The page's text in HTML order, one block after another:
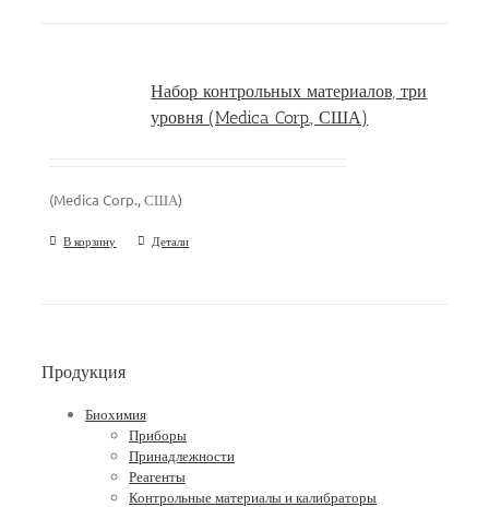
Набор контрольных материалов, три
уровня (Medica Corp., США)
(Medica Corp., США)
В корзину Детали
Продукция
Биохимия
Приборы
Принадлежности
Реагенты
Контрольные материалы и калибраторы